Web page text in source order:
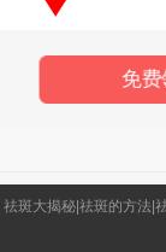
免费
祛斑大揭秘|祛斑的方法|